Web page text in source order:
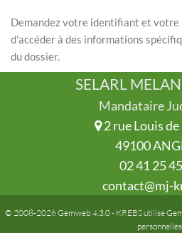
Demandez votre identifiant et votre
d'accéder à des informations
du dossier.
SELARL
Mandataire
2 rue Louis
49100
02 41 25
contact@mj-
© 2008-2026 Gemweb 4.3.0- KREBS utilise
personnelles